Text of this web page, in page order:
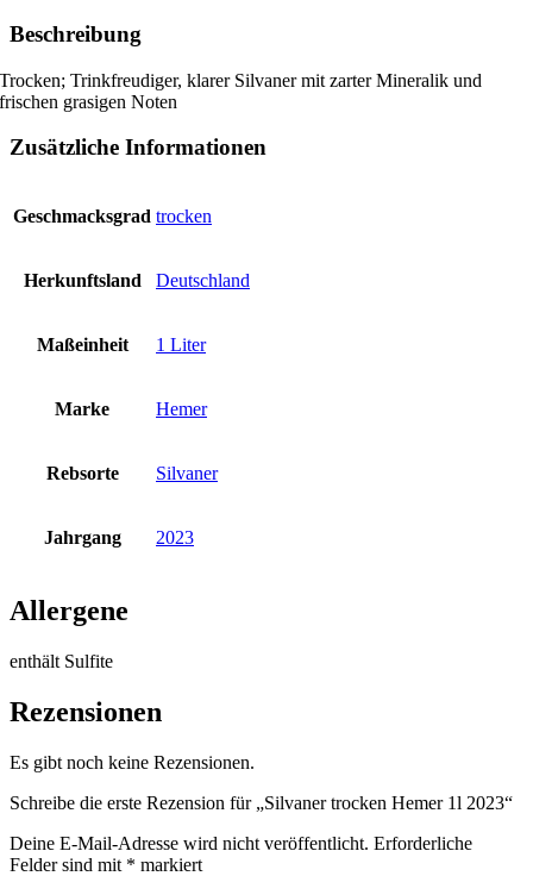
Beschreibung
Trocken; Trinkfreudiger, klarer Silvaner mit zarter Mineralik und
frischen grasigen Noten
Zusätzliche Informationen
Geschmacksgrad trocken
Herkunftsland Deutschland
Maßeinheit 1 Liter
Marke Hemer
Rebsorte Silvaner
Jahrgang 2023
Allergene
enthält Sulfite
Rezensionen
Es gibt noch keine Rezensionen.
Schreibe die erste Rezension für „Silvaner trocken Hemer 1l 2023“
Deine E-Mail-Adresse wird nicht veröffentlicht. Erforderliche
Felder sind mit * markiert